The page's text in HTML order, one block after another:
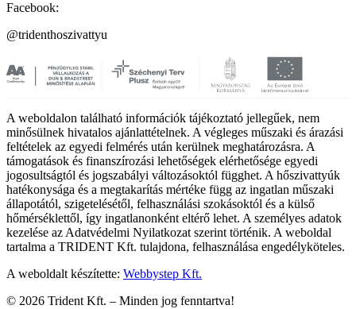
Facebook:
@tridenthoszivattyu
A weboldalon található információk tájékoztató jellegűek, nem
minősülnek hivatalos ajánlattételnek. A végleges műszaki és árazási
feltételek az egyedi felmérés után kerülnek meghatározásra. A
támogatások és finanszírozási lehetőségek elérhetősége egyedi
jogosultságtól és jogszabályi változásoktól függhet. A hőszivattyúk
hatékonysága és a megtakarítás mértéke függ az ingatlan műszaki
állapotától, szigetelésétől, felhasználási szokásoktól és a külső
hőmérséklettől, így ingatlanonként eltérő lehet. A személyes adatok
kezelése az Adatvédelmi Nyilatkozat szerint történik. A weboldal
tartalma a TRIDENT Kft. tulajdona, felhasználása engedélyköteles.
A weboldalt készítette: Webbystep Kft.
© 2026 Trident Kft. – Minden jog fenntartva!